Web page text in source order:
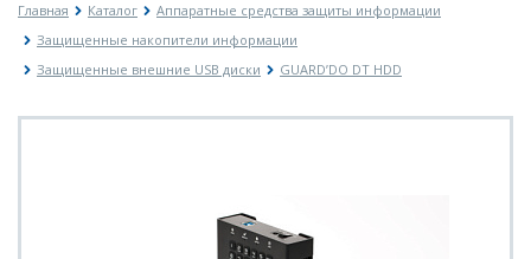
Главная Каталог
Аппаратные средства защиты информации
Защищенные накопители информации
Защищенные внешние USB диски
GUARD’DO DT HDD